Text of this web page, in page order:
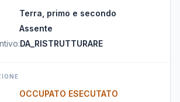
Terra, primo e secondo
Assente
:DA_RISTRUTTURARE
OCCUPATO ESECUTATO